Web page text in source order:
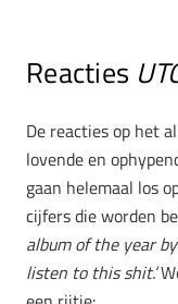
Reacties
De reacties op het
lovende en
gaan helemaal los
cijfers die worden
album of the year
listen to this shit.’